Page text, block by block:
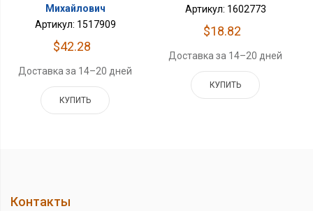
Михайлович
Артикул: 1517909
$42.28
Доставка за 14–20 дней
КУПИТЬ
Артикул: 1602773
$18.82
Доставка за 14–20 дней
КУПИТЬ
Контакты